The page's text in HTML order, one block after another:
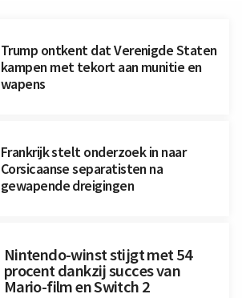
Trump ontkent dat Verenigde Staten
kampen met tekort aan munitie en
wapens
Frankrijk stelt onderzoek in naar
Corsicaanse separatisten na
gewapende dreigingen
Nintendo-winst stijgt met 54
procent dankzij succes van
Mario-film en Switch 2